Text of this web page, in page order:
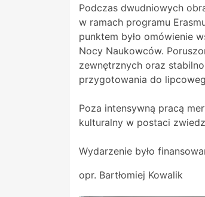
Podczas dwudniowych
w ramach programu
punktem było omówienie
Nocy Naukowców.
zewnętrznych oraz
przygotowania do
Poza intensywną pracą
kulturalny w postaci
Wydarzenie było
opr. Bartłomiej Kowalik